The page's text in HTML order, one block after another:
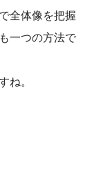
全体像を把握
一つの方法で
ね。